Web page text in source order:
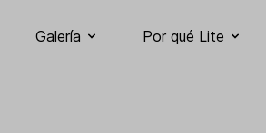
Galería Por qué Lite